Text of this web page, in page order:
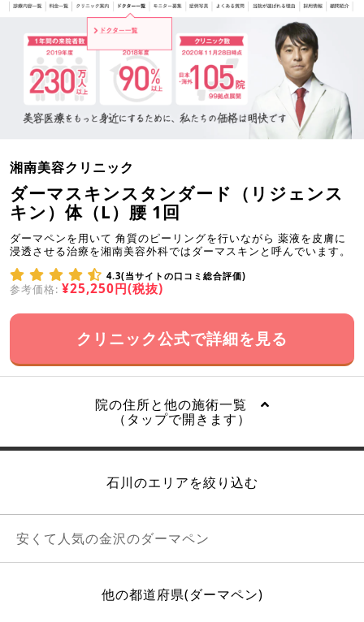
湘南美容クリニック
ダーマスキンスタンダード（リジェンス
キン）体（L）腰 1回
ダーマペンを用いて 角質のピーリングを行いながら 薬液を皮膚に
浸透させる治療を湘南美容外科ではダーマスキンと呼んでいます。
4.3(当サイトの口コミ総合評価)
参考価格: ¥25,250円(税抜)
クリニック公式で詳細を見る
院の住所と他の施術一覧
（タップで開きます）
石川のエリアを絞り込む
安くて人気の金沢のダーマペン
他の都道府県(ダーマペン)